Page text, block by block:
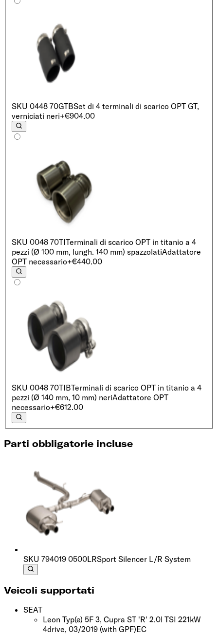
SKU 0448 70GTBSet di 4 terminali di scarico OPT GT,
verniciati neri+€904.00
SKU 0048 70TITerminali di scarico OPT in titanio a 4
pezzi (Ø 100 mm, lungh. 140 mm) spazzolatiAdattatore
OPT necessario+€440.00
SKU 0048 70TIBTerminali di scarico OPT in titanio a 4
pezzi (Ø 140 mm, 10 mm) neriAdattatore OPT
necessario+€612.00
Parti obbligatorie incluse
SKU 794019 0500LRSport Silencer L/R System
Veicoli supportati
SEAT
Leon Typ(e) 5F 3, Cupra ST 'R' 2.0l TSI 221kW
4drive, 03/2019 (with GPF)EC